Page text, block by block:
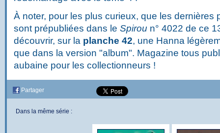
À noter, pour les plus curieux, que les dernières
sont prépubliées dans le Spirou n° 4022 de ce
découvrir, sur la planche 42, une Hanna
que dans la version "album". Magazine tous
aubaine pour les collectionneurs !
Partager
Dans la même série :